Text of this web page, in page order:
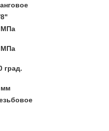
МПа
МПа
град.
мм